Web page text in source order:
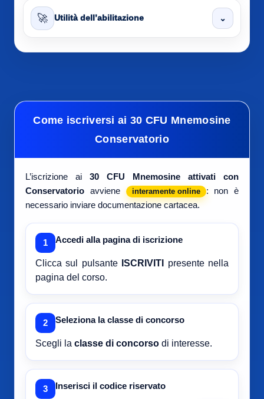
🚀 Utilità dell’abilitazione ⌄
Come iscriversi ai 30 CFU Mnemosine
Conservatorio
L’iscrizione ai 30 CFU Mnemosine attivati con
Conservatorio avviene interamente online
: non è
necessario inviare documentazione cartacea.
1 Accedi alla pagina di iscrizione
Clicca sul pulsante ISCRIVITI
presente nella
pagina del corso.
2 Seleziona la classe di concorso
Scegli la classe di concorso di interesse.
3 Inserisci il codice riservato